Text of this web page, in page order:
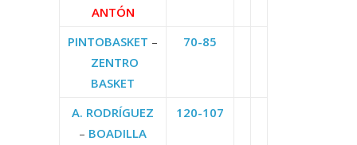
ANTÓN
PINTOBASKET –
ZENTRO
BASKET
70-85
A. RODRÍGUEZ
– BOADILLA
120-107